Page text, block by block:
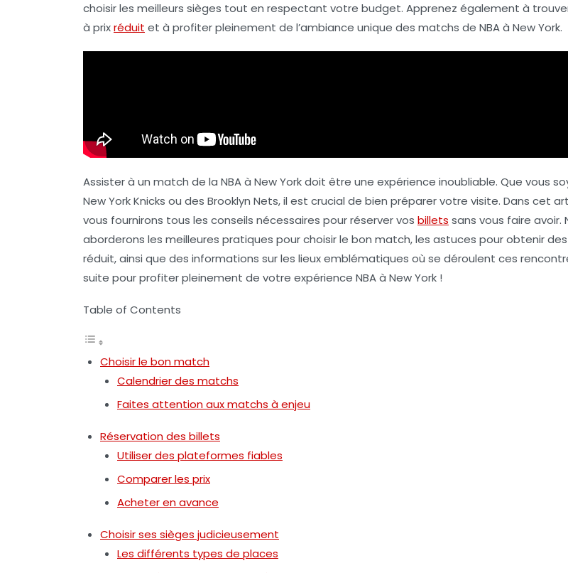
choisir les meilleurs sièges tout en respectant votre budget. Apprenez également à
à prixréduit et à profiter pleinement de l’ambiance unique des matchs de NBAà New York.
Assister à un match de la NBAà New York doit être une expérience inoubliable. Que vous
New York Knicks ou des Brooklyn Nets, il est crucial de bien préparer votre visite. Dans cet
vous fournirons tous les conseils nécessaires pour réserver vos billets sans vous faire avoir.
aborderons les meilleures pratiques pour choisir le bon match, les astuces pour obtenir
réduit, ainsi que des informations sur les lieux emblématiques où se déroulent ces
suite pour profiter pleinement de votre expérience NBA à New York !
Table of Contents
Choisir le bon match
Calendrier des matchs
Faites attention aux matchs à enjeu
Réservation des billets
Utiliser des plateformes fiables
Comparer les prix
Acheter en avance
Choisir ses sièges judicieusement
Les différents types de places